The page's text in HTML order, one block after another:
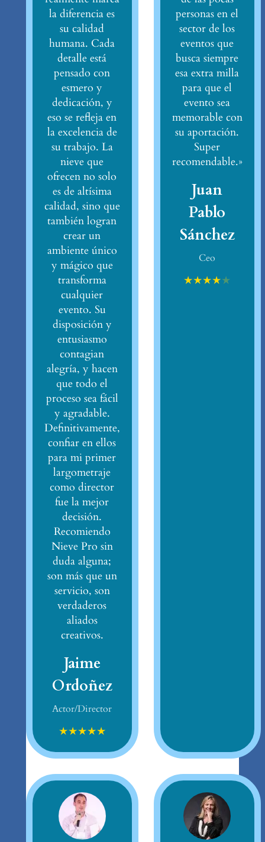
la diferencia es
su calidad
humana. Cada
detalle está
pensado con
esmero y
dedicación, y
eso se refleja en
la excelencia de
su trabajo. La
nieve que
ofrecen no solo
es de altísima
calidad, sino que
también logran
crear un
ambiente único
y mágico que
transforma
cualquier
evento. Su
disposición y
entusiasmo
contagian
alegría, y hacen
que todo el
proceso sea fácil
y agradable.
Definitivamente,
confiar en ellos
para mi primer
largometraje
como director
fue la mejor
decisión.
Recomiendo
Nieve Pro sin
duda alguna;
son más que un
servicio, son
verdaderos
aliados
creativos.
Jaime
Ordoñez
Actor/Director
★★★★★
personas en el
sector de los
eventos que
busca siempre
esa extra milla
para que el
evento sea
memorable con
su aportación.
Super
recomendable.»
Juan
Pablo
Sánchez
Ceo
★★★★★